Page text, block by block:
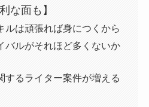
な面も】
ルは頑張れば身につくから
バルがそれほど多くないか
するライター案件が増える